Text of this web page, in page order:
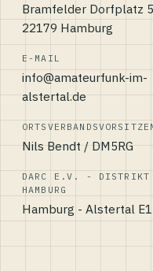
Bramfelder Dorfplatz
22179 Hamburg
E-MAIL
info@amateurfunk-im-
alstertal.de
Nils Bendt / DM5RG
DARC E.V. - DISTRIKT
HAMBURG
Hamburg - Alstertal